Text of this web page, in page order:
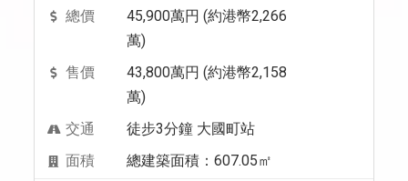
總價
45,900萬円 (約港幣2,266
萬)
售價
43,800萬円 (約港幣2,158
萬)
交通
徒步3分鐘 大國町站
面積
總建築面積：607.05㎡